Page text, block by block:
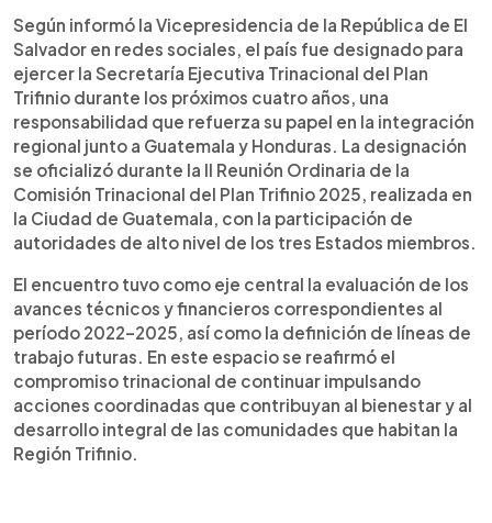
► Escuchar artículo
Según la Vicepresidencia de la República de El
Salvador, el país fue designado para asumir la
Secretaría Ejecutiva Trinacional del Plan Trifinio por
un período de cuatro años, tras la II Reunión
Ordinaria de la Comisión Trinacional 2025,
realizada en Guatemala. La decisión se enmarca
en los principios de rotación y corresponsabilidad
entre El Salvador, Guatemala y Honduras. El cargo
será ejercido por el licenciado Jorge Urbina, con el
objetivo de dar continuidad a los procesos
estratégicos, fortalecer la cooperación regional y
consolidar iniciativas orientadas al desarrollo
sostenible, la gestión ambiental y la mejora de las
condiciones de vida en la Región Trifinio.
Según informó la Vicepresidencia de la República de El
Salvador en redes sociales, el país fue designado para
ejercer la Secretaría Ejecutiva Trinacional del Plan
Trifinio durante los próximos cuatro años, una
responsabilidad que refuerza su papel en la integración
regional junto a Guatemala y Honduras. La designación
se oficializó durante la II Reunión Ordinaria de la
Comisión Trinacional del Plan Trifinio 2025, realizada en
la Ciudad de Guatemala, con la participación de
autoridades de alto nivel de los tres Estados miembros.
El encuentro tuvo como eje central la evaluación de los
avances técnicos y financieros correspondientes al
período 2022–2025, así como la definición de líneas de
trabajo futuras. En este espacio se reafirmó el
compromiso trinacional de continuar impulsando
acciones coordinadas que contribuyan al bienestar y al
desarrollo integral de las comunidades que habitan la
Región Trifinio.